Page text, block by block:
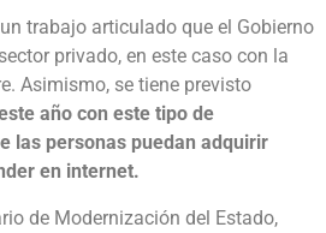
trabajo articulado que el Gobierno
privado, en este caso con la
Asimismo, se tiene previsto
año con este tipo de
las personas puedan adquirir
en internet.
de Modernización del Estado,